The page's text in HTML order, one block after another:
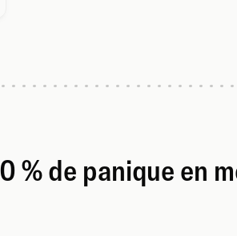
% de panique en